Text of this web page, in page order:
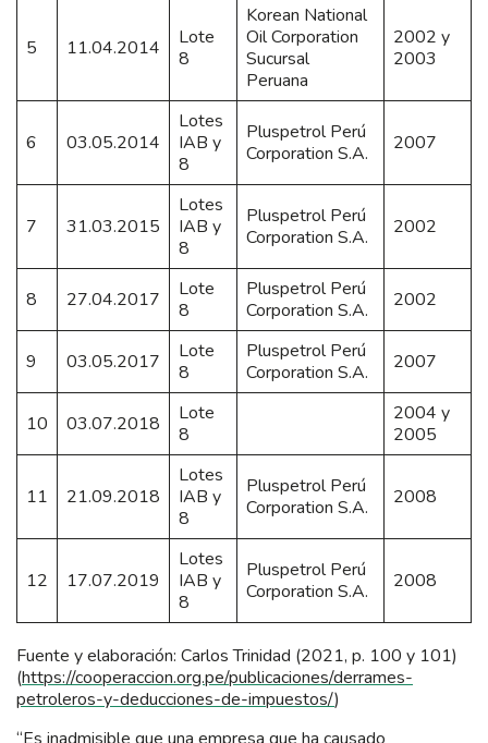
5 11.04.2014
Lote
8
Korean National
Oil Corporation
Sucursal
Peruana
2002 y
2003
6 03.05.2014
Lotes
IAB y
8
Pluspetrol Perú
Corporation S.A.
2007
7 31.03.2015
Lotes
IAB y
8
Pluspetrol Perú
Corporation S.A.
2002
8 27.04.2017
Lote
8
Pluspetrol Perú
Corporation S.A.
2002
9 03.05.2017
Lote
8
Pluspetrol Perú
Corporation S.A.
2007
10 03.07.2018
Lote
8
2004 y
2005
11 21.09.2018
Lotes
IAB y
8
Pluspetrol Perú
Corporation S.A.
2008
12 17.07.2019
Lotes
IAB y
8
Pluspetrol Perú
Corporation S.A.
2008
Fuente y elaboración: Carlos Trinidad (2021, p. 100 y 101)
(https://cooperaccion.org.pe/publicaciones/derrames-
petroleros-y-deducciones-de-impuestos/)